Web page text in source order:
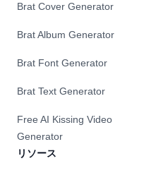
Brat Cover Generator
Brat Album Generator
Brat Font Generator
Brat Text Generator
Free AI Kissing Video
Generator
リソース